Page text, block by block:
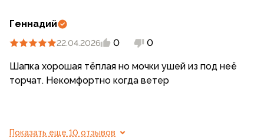
Геннадий
22.04.2026 0 0
Шапка хорошая тёплая но мочки ушей из под неё
торчат. Некомфортно когда ветер
Показать еще 10 отзывов